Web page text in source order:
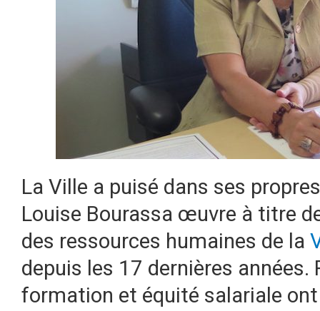
La Ville a puisé dans ses
Louise Bourassa œuvre à titre
des ressources humaines de la
depuis les 17 dernières
formation et équité salariale